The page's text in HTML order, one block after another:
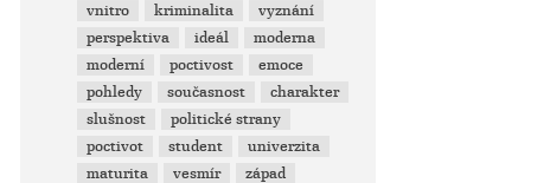
vnitro
kriminalita
vyznání
perspektiva
ideál
moderna
moderní
poctivost
emoce
pohledy
současnost
charakter
slušnost
politické strany
poctivot
student
univerzita
maturita
vesmír
západ